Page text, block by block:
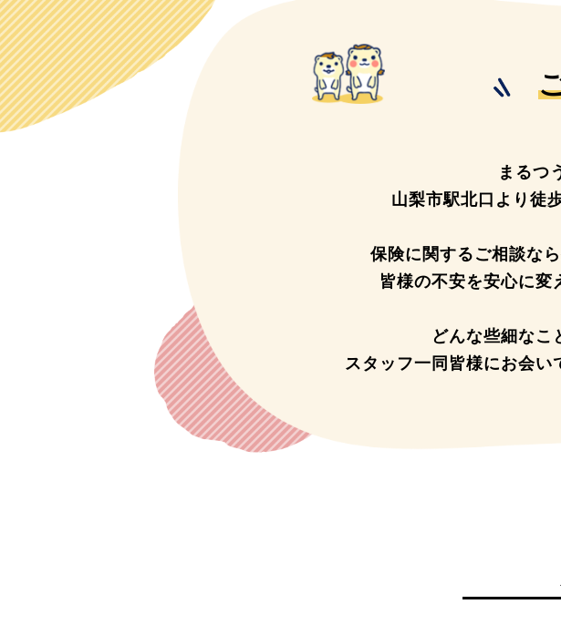
まるつ
山梨市駅北口より徒
保険に関するご相談な
皆様の不安を安心に変
どんな些細なこ
スタッフ一同皆様にお会い